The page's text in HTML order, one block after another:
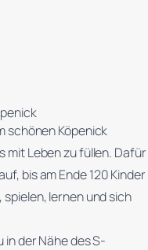
schönen Köpenick
mit Leben zu füllen. Dafür
bis am Ende 120 Kinder
lernen und sich
in der Nähe des S-